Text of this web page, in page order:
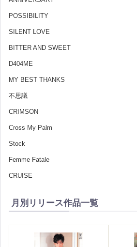
POSSIBILITY
SILENT LOVE
BITTER AND SWEET
D404ME
MY BEST THANKS
不思議
CRIMSON
Cross My Palm
Stock
Femme Fatale
CRUISE
月別リリース作品一覧